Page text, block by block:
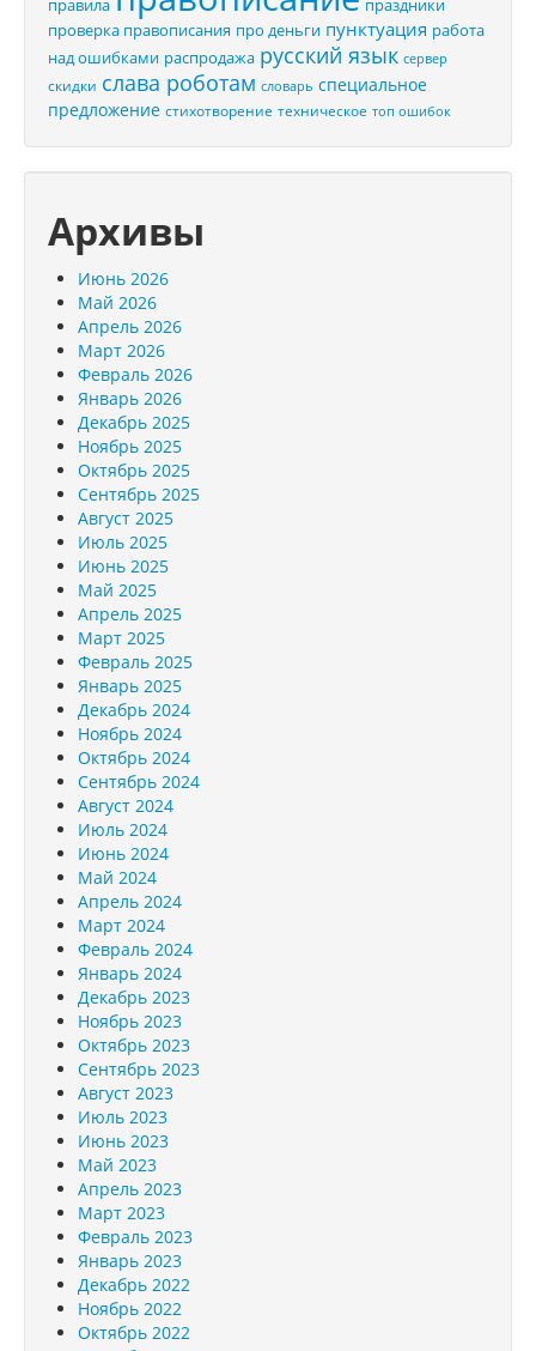
правила
праздники
проверка правописания про деньги пунктуация работа
над ошибками распродажа русский язык сервер
скидки слава роботам словарь специальное
предложение стихотворение техническое топ ошибок
Архивы
Июнь 2026
Май 2026
Апрель 2026
Март 2026
Февраль 2026
Январь 2026
Декабрь 2025
Ноябрь 2025
Октябрь 2025
Сентябрь 2025
Август 2025
Июль 2025
Июнь 2025
Май 2025
Апрель 2025
Март 2025
Февраль 2025
Январь 2025
Декабрь 2024
Ноябрь 2024
Октябрь 2024
Сентябрь 2024
Август 2024
Июль 2024
Июнь 2024
Май 2024
Апрель 2024
Март 2024
Февраль 2024
Январь 2024
Декабрь 2023
Ноябрь 2023
Октябрь 2023
Сентябрь 2023
Август 2023
Июль 2023
Июнь 2023
Май 2023
Апрель 2023
Март 2023
Февраль 2023
Январь 2023
Декабрь 2022
Ноябрь 2022
Октябрь 2022